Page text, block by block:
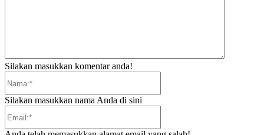
Silakan masukkan komentar anda!
Silakan masukkan nama Anda di sini